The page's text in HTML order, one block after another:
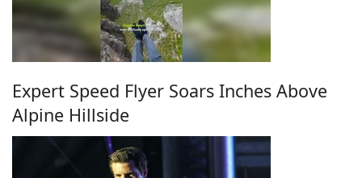
Expert Speed Flyer Soars Inches Above
Alpine Hillside